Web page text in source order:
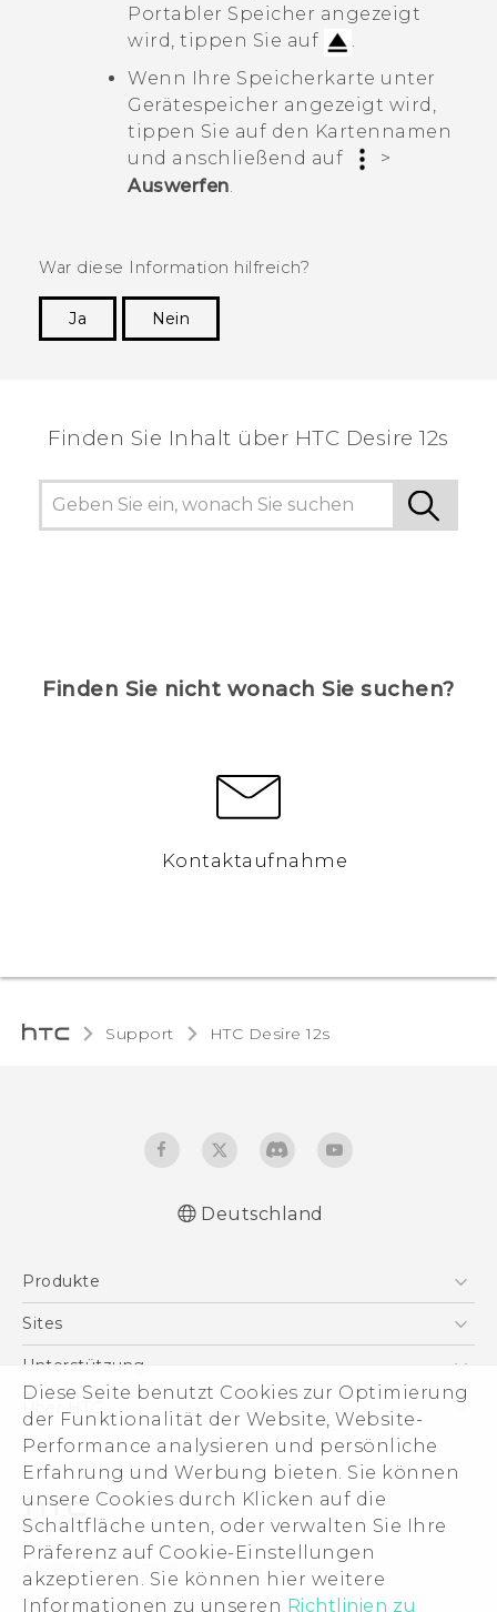
Diese Seite benutzt Cookies zur Optimierung
der Funktionalität der Website, Website-
Performance analysieren und persönliche
Erfahrung und Werbung bieten. Sie können
unsere Cookies durch Klicken auf die
Schaltfläche unten, oder verwalten Sie Ihre
Präferenz auf Cookie-Einstellungen
akzeptieren. Sie können hier weitere
Informationen zu unseren Richtlinien zu
Portabler Speicher angezeigt
wird, tippen Sie auf
.
Wenn Ihre Speicherkarte unter
Gerätespeicher angezeigt wird,
tippen Sie auf den Kartennamen
und anschließend auf
>
Auswerfen.
War diese Information hilfreich?
Ja
Nein
Finden Sie Inhalt über‎ HTC Desire 12s
Finden Sie nicht wonach Sie suchen?
Kontaktaufnahme
Support HTC Desire 12s‎
behördliche Bestimmungen
English - Quick start guide
English - User manual
English - Safety and regulatory guide
Deutschland
Produkte
Smartphones
VIVE
Zubehör
Sites
HTC Dev
HTC Vive
Unterstützung
Unterstützung
eCommerce Support
Über HTC
ESG
Impressum
Investor
Cookie Preferences
Offene Stellen
© 2011-2026 HTC Corporation
Legal Terms